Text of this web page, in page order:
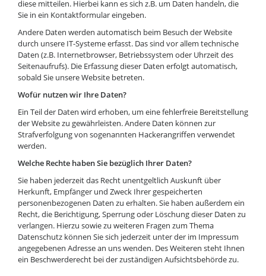
diese mitteilen. Hierbei kann es sich z.B. um Daten handeln, die
Sie in ein Kontaktformular eingeben.
Andere Daten werden automatisch beim Besuch der Website
durch unsere IT-Systeme erfasst. Das sind vor allem technische
Daten (z.B. Internetbrowser, Betriebssystem oder Uhrzeit des
Seitenaufrufs). Die Erfassung dieser Daten erfolgt automatisch,
sobald Sie unsere Website betreten.
Wofür nutzen wir Ihre Daten?
Ein Teil der Daten wird erhoben, um eine fehlerfreie Bereitstellung
der Website zu gewährleisten. Andere Daten können zur
Strafverfolgung von sogenannten Hackerangriffen verwendet
werden.
Welche Rechte haben Sie bezüglich Ihrer Daten?
Sie haben jederzeit das Recht unentgeltlich Auskunft über
Herkunft, Empfänger und Zweck Ihrer gespeicherten
personenbezogenen Daten zu erhalten. Sie haben außerdem ein
Recht, die Berichtigung, Sperrung oder Löschung dieser Daten zu
verlangen. Hierzu sowie zu weiteren Fragen zum Thema
Datenschutz können Sie sich jederzeit unter der im Impressum
angegebenen Adresse an uns wenden. Des Weiteren steht Ihnen
ein Beschwerderecht bei der zuständigen Aufsichtsbehörde zu.